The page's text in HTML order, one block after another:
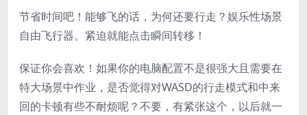
节省时间吧！能够飞的话，为何还要行走？娱乐性场景
自由飞行器。紧迫就能点击瞬间转移！
保证你会喜欢！如果你的电脑配置不是很强大且需要在
特大场景中作业，是否觉得对WASD的行走模式和中来
回的卡顿有些不耐烦呢？不要，有紧张这个，以后就一